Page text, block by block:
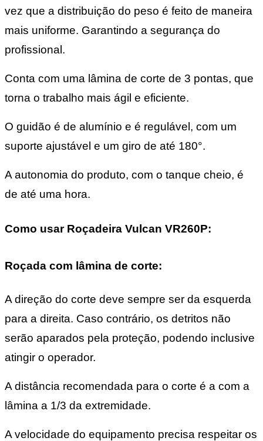
vez que a distribuição do peso é feito de maneira
mais uniforme. Garantindo a segurança do
profissional.
Conta com uma lâmina de corte de 3 pontas, que
torna o trabalho mais ágil e eficiente.
O guidão é de alumínio e é regulável, com um
suporte ajustável e um giro de até 180°.
A autonomia do produto, com o tanque cheio, é
de até uma hora.
Como usar Roçadeira Vulcan VR260P:
Roçada com lâmina de corte:
A direção do corte deve sempre ser da esquerda
para a direita. Caso contrário, os detritos não
serão aparados pela proteção, podendo inclusive
atingir o operador.
A distância recomendada para o corte é a com a
lâmina a 1/3 da extremidade.
A velocidade do equipamento precisa respeitar os